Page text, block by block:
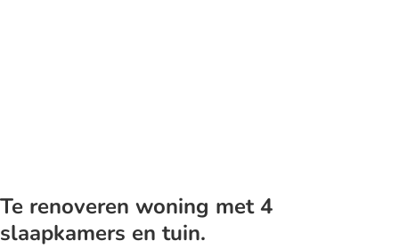
Te renoveren woning met 4
slaapkamers en tuin.